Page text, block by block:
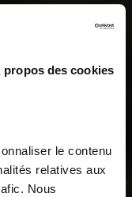
propos des cookies
le contenu
relatives aux
Nous